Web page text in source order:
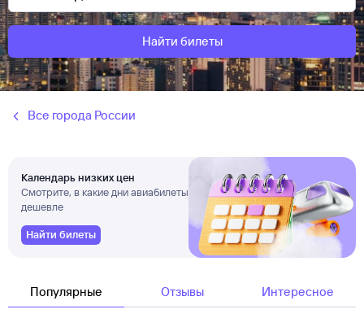
Найти билеты
Все города России
Календарь низких цен
Смотрите, в какие дни авиабилеты
дешевле
Найти билеты
Популярные Отзывы Интересное